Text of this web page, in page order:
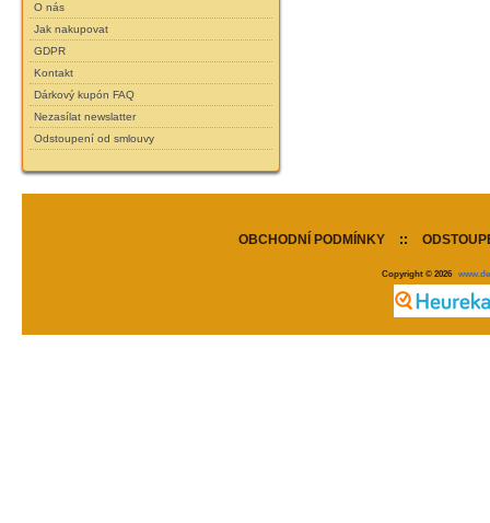
O nás
Jak nakupovat
GDPR
Kontakt
Dárkový kupón FAQ
Nezasílat newslatter
Odstoupení od smlouvy
OBCHODNÍ PODMÍNKY ::
Copyright © 2026